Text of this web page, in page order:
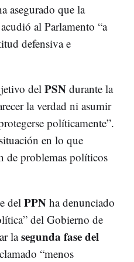
asegurado que la
acudió al Parlamento “a
defensiva e
del PSN durante la
la verdad ni asumir
políticamente”.
en lo que
de problemas políticos
del PPN ha denunciado
del Gobierno de
lasegunda fase del
“menos